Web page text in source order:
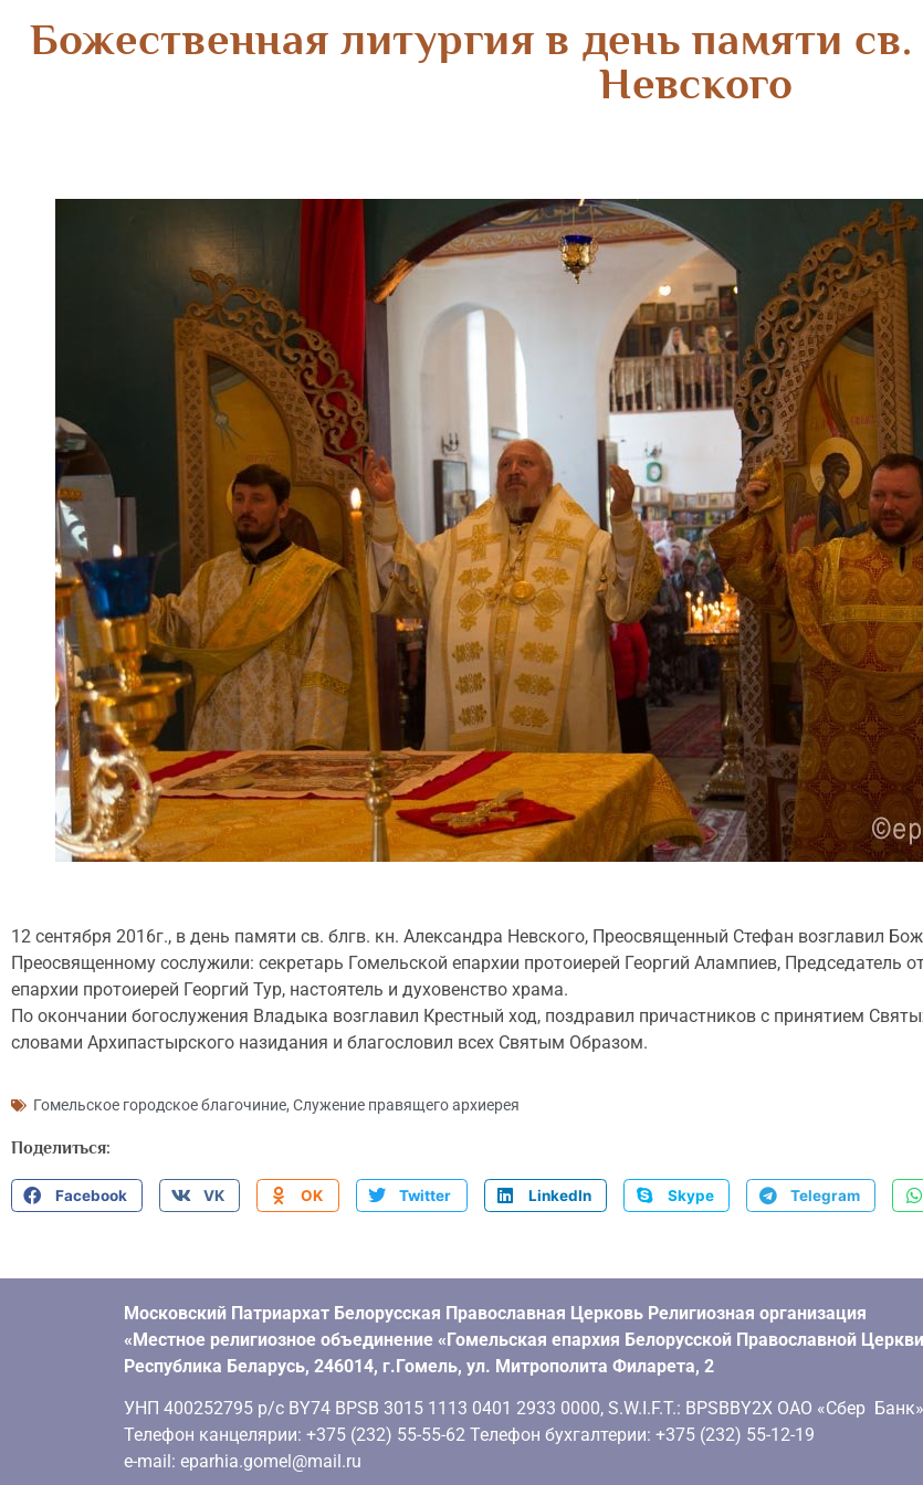
Божественная литургия в день памяти
Невского
12 сентября 2016г., в день памяти св. блгв. кн. Александра Невского, Преосвященный Стефан возглавил
Преосвященному сослужили: секретарь Гомельской епархии протоиерей Георгий Алампиев, Председатель
епархии протоиерей Георгий Тур, настоятель и духовенство храма.
По окончании богослужения Владыка возглавил Крестный ход, поздравил причастников с принятием
словами Архипастырского назидания и благословил всех Святым Образом.
Гомельское городское благочиние, Служение правящего архиерея
Поделиться:
Facebook VK OK Twitter LinkedIn Skype Telegram
Московский Патриархат Белорусская Православная Церковь Религиозная организация
«Местное религиозное объединение «Гомельская епархия Белорусской Православной
Республика Беларусь, 246014, г.Гомель, ул. Митрополита Филарета, 2
УНП 400252795 р/с BY74 BPSB 3015 1113 0401 2933 0000, S.W.I.F.T.: BPSBBY2X ОАО «Сбер
Телефон канцелярии: +375 (232) 55-55-62 Телефон бухгалтерии: +375 (232) 55-12-19
e-mail: eparhia.gomel@mail.ru